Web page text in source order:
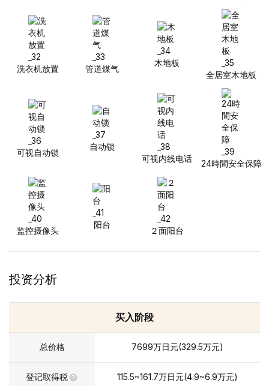
洗衣机放置 管道煤气
木地板
全居室木地板
可视自动锁
自动锁
可视内线电话
24時間安全保障
监控摄像头
阳台
２面阳台
投资分析
买入阶段
总价格 7699万日元(329.5万元)
登记取得税 115.5~161.7万日元(4.9~6.9万元)